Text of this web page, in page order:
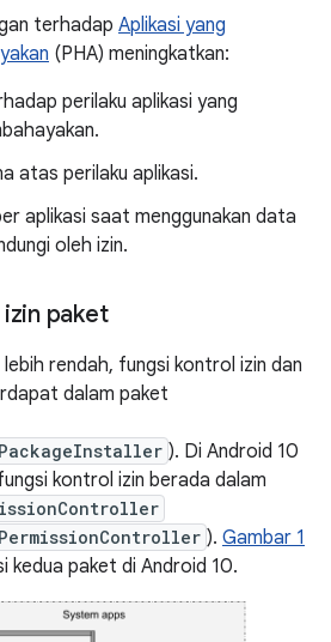
terhadap Aplikasi yang
(PHA) meningkatkan:
perilaku aplikasi yang
atas perilaku aplikasi.
aplikasi saat menggunakan data
oleh izin.
izin paket
rendah, fungsi kontrol izin dan
dalam paket
). Di Android 10
kontrol izin berada dalam
). Gambar 1
kedua paket di Android 10.